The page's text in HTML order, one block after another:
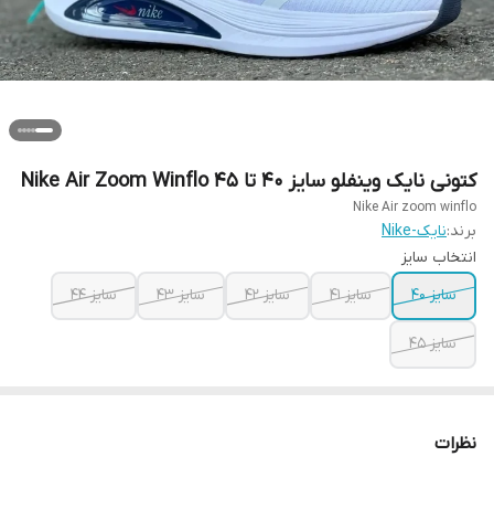
کتونی نایک وینفلو سایز ۴۰ تا ۴۵ Nike Air Zoom Winflo
Nike Air zoom winflo
برند:نایک-Nike
انتخاب سایز
سایز ۴۰
سایز ۴۱ سایز ۴۲ سایز ۴۳ سایز ۴۴
سایز ۴۵
نظرات